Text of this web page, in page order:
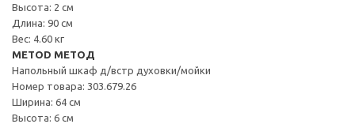
Высота: 2 см
Длина: 90 см
Вес: 4.60 кг
METOD МЕТОД
Напольный шкаф д/встр духовки/мойки
Номер товара: 303.679.26
Ширина: 64 см
Высота: 6 см